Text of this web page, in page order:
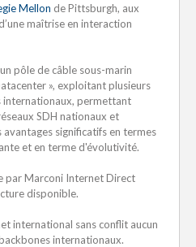
Mellon de Pittsburgh, aux
maîtrise en interaction
pôle de câble sous-marin
», exploitant plusieurs
internationaux, permettant
SDH nationaux et
significatifs en termes
et en terme d'évolutivité.
par Marconi Internet Direct
disponible.
international sans conflit aucun
internationaux.